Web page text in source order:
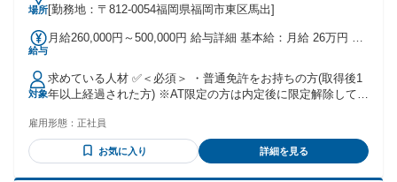
場所[勤務地：〒812-0054福岡県福岡市東区馬出]
給与
月給260,000円～500,000円 給与詳細 基本給：月給 26万円 〜
れる通勤・皆勤・家族手当金額：なし 全員に一律で支払われ
るその他手当金額：あり 月給26万円～50万円 ※勤続年数・勤
務状況により変動 ※試用期間中(6ヵ月)も賃金同一 ・昇給/年1
回(4月) ※毎年昇給実績あり ・賞与/年2回(7月、12月) ※2024
対象
求めている人材 ✅＜必須＞ ・普通免許をお持ちの方(取得後1
年以上経過された方) ※AT限定の方は内定後に限定解除してい
号 ✅＜こんな方も活躍中！＞ ・未経験OK ※9割以上が未経験
からスタートしています！ ・ブランクOK ※大型一種免許、
大型二種免許を活かした ジョブチェンジも可能です！ ・UIタ
雇用形態： 正社員
お気に入り 詳細を見る